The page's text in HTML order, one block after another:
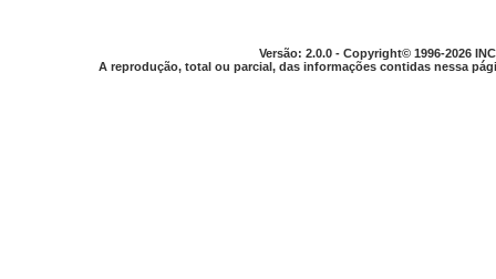
Versão: 2.0.0 - Copyright© 1996-2026
A reprodução, total ou parcial, das informações contidas nessa